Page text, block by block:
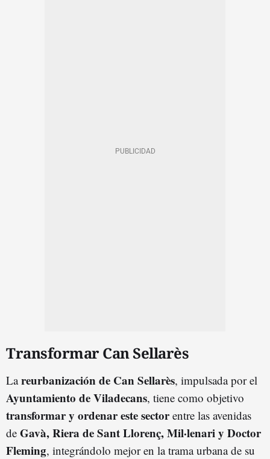
Transformar Can Sellarès
Lareurbanización de Can Sellarès, impulsada por el
Ayuntamiento de Viladecans, tiene como objetivo
transformar y ordenar este sectorentre las avenidas
de Gavà, Riera de Sant Llorenç, Mil·lenari y Doctor
Fleming, integrándolo mejor en la trama urbana de su